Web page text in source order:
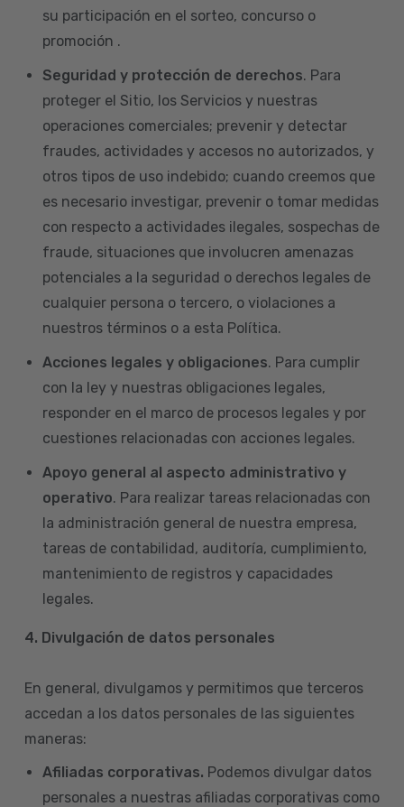
su participación en el sorteo, concurso o
promoción .
Seguridad y protección de derechos. Para
proteger el Sitio, los Servicios y nuestras
operaciones comerciales; prevenir y detectar
fraudes, actividades y accesos no autorizados, y
otros tipos de uso indebido; cuando creemos que
es necesario investigar, prevenir o tomar medidas
con respecto a actividades ilegales, sospechas de
fraude, situaciones que involucren amenazas
potenciales a la seguridad o derechos legales de
cualquier persona o tercero, o violaciones a
nuestros términos o a esta Política.
Acciones legales y obligaciones. Para cumplir
con la ley y nuestras obligaciones legales,
responder en el marco de procesos legales y por
cuestiones relacionadas con acciones legales.
Apoyo general al aspecto administrativo y
operativo. Para realizar tareas relacionadas con
la administración general de nuestra empresa,
tareas de contabilidad, auditoría, cumplimiento,
mantenimiento de registros y capacidades
legales.
4. Divulgación de datos personales
En general, divulgamos y permitimos que terceros
accedan a los datos personales de las siguientes
maneras:
Afiliadas corporativas. Podemos divulgar datos
personales a nuestras afiliadas corporativas como